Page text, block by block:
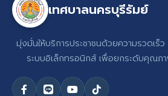
เทศบาลนครบุรีรัมย์
มุ่งมั่นให้บริการประชาชนด้วยความรวดเร็
ระบบอิเล็กทรอนิกส์ เพื่อยกระดับคุณภ